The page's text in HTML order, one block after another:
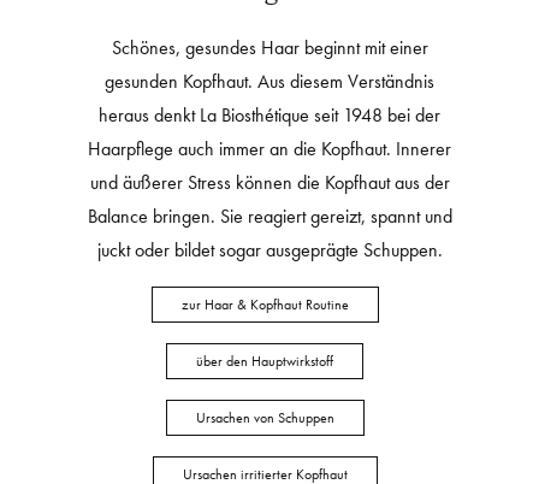
Schönes, gesundes Haar beginnt mit einer
gesunden Kopfhaut. Aus diesem Verständnis
heraus denkt La Biosthétique seit 1948 bei der
Haarpflege auch immer an die Kopfhaut. Innerer
und äußerer Stress können die Kopfhaut aus der
Balance bringen. Sie reagiert gereizt, spannt und
juckt oder bildet sogar ausgeprägte Schuppen.
zur Haar & Kopfhaut Routine
über den Hauptwirkstoff
Ursachen von Schuppen
Ursachen irritierter Kopfhaut